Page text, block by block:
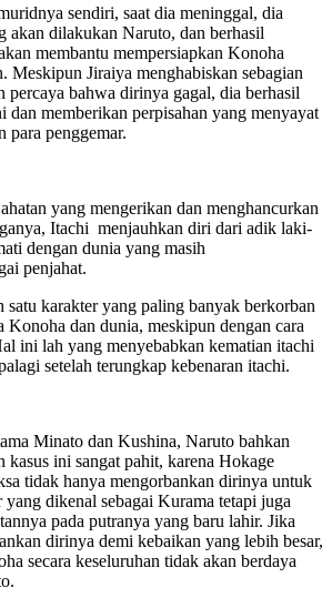
sendiri, saat dia meninggal, dia
akan dilakukan Naruto, dan berhasil
membantu mempersiapkan Konoha
Meskipun Jiraiya menghabiskan sebagian
percaya bahwa dirinya gagal, dia berhasil
dan memberikan perpisahan yang menyayat
para penggemar.
yang mengerikan dan menghancurkan
Itachi menjauhkan diri dari adik laki-
dengan dunia yang masih
penjahat.
satu karakter yang paling banyak berkorban
Konoha dan dunia, meskipun dengan cara
ini lah yang menyebabkan kematian itachi
setelah terungkap kebenaran itachi.
Minato dan Kushina, Naruto bahkan
kasus ini sangat pahit, karena Hokage
tidak hanya mengorbankan dirinya untuk
yang dikenal sebagai Kurama tetapi juga
pada putranya yang baru lahir. Jika
dirinya demi kebaikan yang lebih besar,
secara keseluruhan tidak akan berdaya